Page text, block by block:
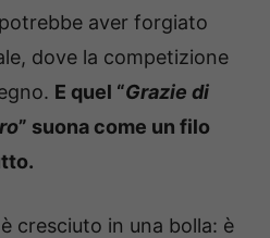
aver forgiato
dove la competizione
E quel “Grazie di
” suona come un filo
cresciuto in una bolla: è